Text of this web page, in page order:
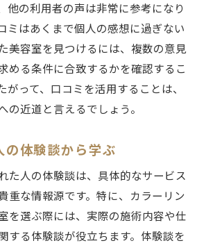
他の利用者の声は非常に参考になり
ミはあくまで個人の感想に過ぎない
美容室を見つけるには、複数の意見
める条件に合致するかを確認するこ
がって、口コミを活用することは、
の近道と言えるでしょう。
の体験談から学ぶ
た人の体験談は、具体的なサービス
重な情報源です。特に、カラーリン
を選ぶ際には、実際の施術内容や仕
する体験談が役立ちます。体験談を